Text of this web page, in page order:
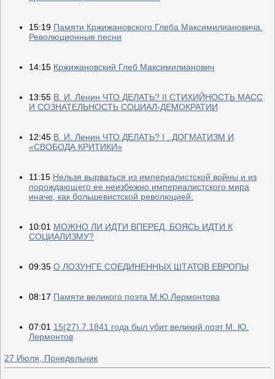
15:19 Памяти Кржижановского Глеба Максимилиановича.
Революционные песни
14:15 Кржижановский Глеб Максимилианович
13:55 В. И. Ленин ЧТО ДЕЛАТЬ? II СТИХИЙНОСТЬ МАСС
И СОЗНАТЕЛЬНОСТЬ СОЦИАЛ-ДЕМОКРАТИИ
12:45 В. И. Ленин ЧТО ДЕЛАТЬ? I . ДОГМАТИЗМ И
«СВОБОДА КРИТИКИ»
11:15 Нельзя вырваться из империалистской войны и из
порождающего ее неизбежно империалистского мира
иначе, как большевистской революцией.
10:01 МОЖНО ЛИ ИДТИ ВПЕРЕД, БОЯСЬ ИДТИ К
СОЦИАЛИЗМУ?
09:35 О ЛОЗУНГЕ СОЕДИНЕННЫХ ШТАТОВ ЕВРОПЫ
08:17 Памяти великого поэта М.Ю.Лермонтова
07:01 15(27).7.1841 года был убит великий поэт М. Ю.
Лермонтов
27 Июля, Понедельник